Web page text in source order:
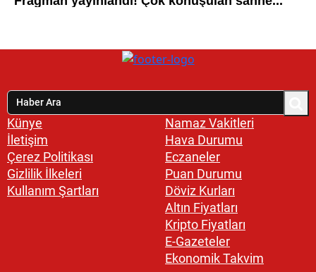
Künye
İletişim
Çerez Politikası
Gizlilik İlkeleri
Kullanım Şartları
Namaz Vakitleri
Hava Durumu
Eczaneler
Puan Durumu
Döviz Kurları
Altın Fiyatları
Kripto Fiyatları
E-Gazeteler
Ekonomik Takvim